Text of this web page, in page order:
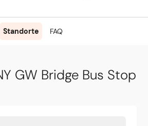
Standorte FAQ
GW Bridge Bus Stop